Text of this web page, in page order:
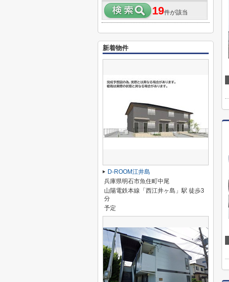
19件が該当
新着物件
D-ROOM江井島
兵庫県明石市魚住町中尾
山陽電鉄本線「西江井ヶ島」駅 徒歩3
分
予定